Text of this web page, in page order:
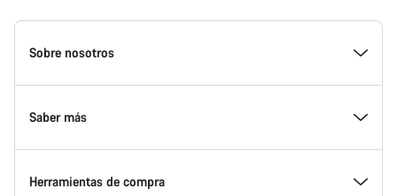
Canyon
Homepage
Sobre nosotros
Conoce Canyon
Innovación en Canyon
Saber más
Eventos
Herramientas de compra